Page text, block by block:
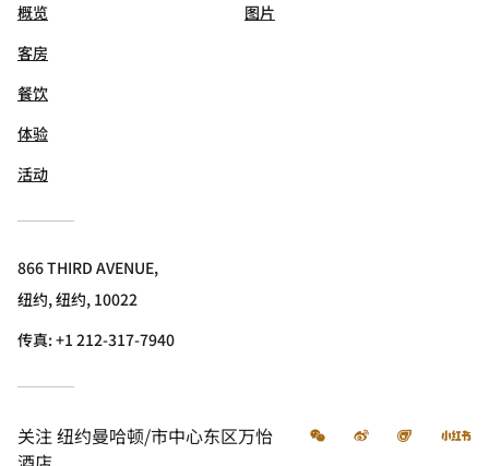
概览
客房
餐饮
体验
活动
图片
866 THIRD AVENUE,
纽约, 纽约, 10022
传真:+1 212-317-7940
关注纽约曼哈顿/市中心东区万怡
微信 微博 飞猪